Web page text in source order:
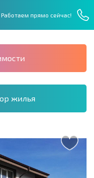
Работаем прямо сейчас!
жилья